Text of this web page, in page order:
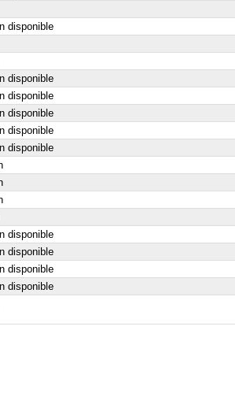
disponible
disponible
disponible
disponible
disponible
disponible
disponible
disponible
disponible
disponible